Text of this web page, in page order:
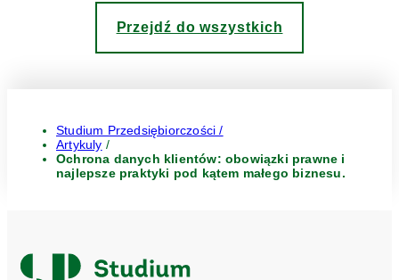
Przejdź do wszystkich
Studium Przedsiębiorczości /
Artykuly /
Ochrona danych klientów: obowiązki prawne i
najlepsze praktyki pod kątem małego biznesu.
Logo